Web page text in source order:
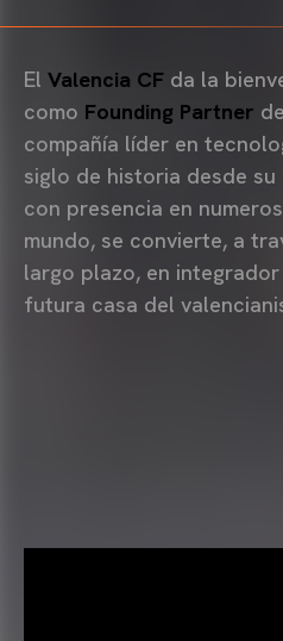
El Valencia CF da la
como Founding Partner
compañía líder en
siglo de historia desde
con presencia en
mundo, se convierte, a
largo plazo, en
futura casa del